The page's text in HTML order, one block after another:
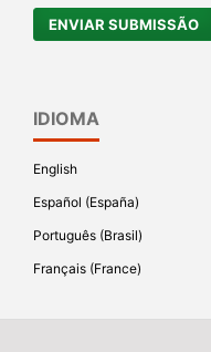
ENVIAR SUBMISSÃO
IDIOMA
English
Español (España)
Português (Brasil)
Français (France)